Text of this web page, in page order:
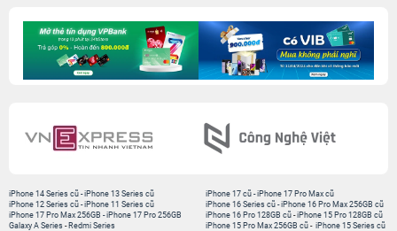
iPhone 14 Series cũ -iPhone 13 Series cũ
iPhone 12 Series cũ -iPhone 11 Series cũ
iPhone 17 Pro Max 256GB -iPhone 17 Pro 256GB
Galaxy A Series - Redmi Series
iPhone 17 cũ-iPhone 17 Pro Max cũ
iPhone 16 Series cũ- iPhone 16 Pro Max 256GB cũ
iPhone 16 Pro 128GB cũ-iPhone 15 Pro 128GB cũ
iPhone 15 Pro Max 256GB cũ- iPhone 15 Series cũ